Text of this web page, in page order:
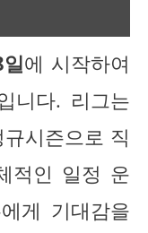
에 시작하여
니다. 리그는
시즌으로 직
적인 일정 운
게 기대감을